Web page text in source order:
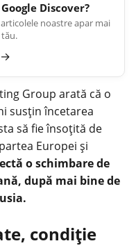
Discover?
noastre apar mai
→
Group arată că o
susțin încetarea
să fie însoțită de
Europei și
o schimbare de
după mai bine de
condiție